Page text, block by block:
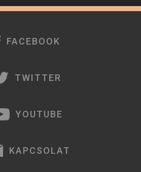
FACEBOOK
TWITTER
YOUTUBE
KAPCSOLAT